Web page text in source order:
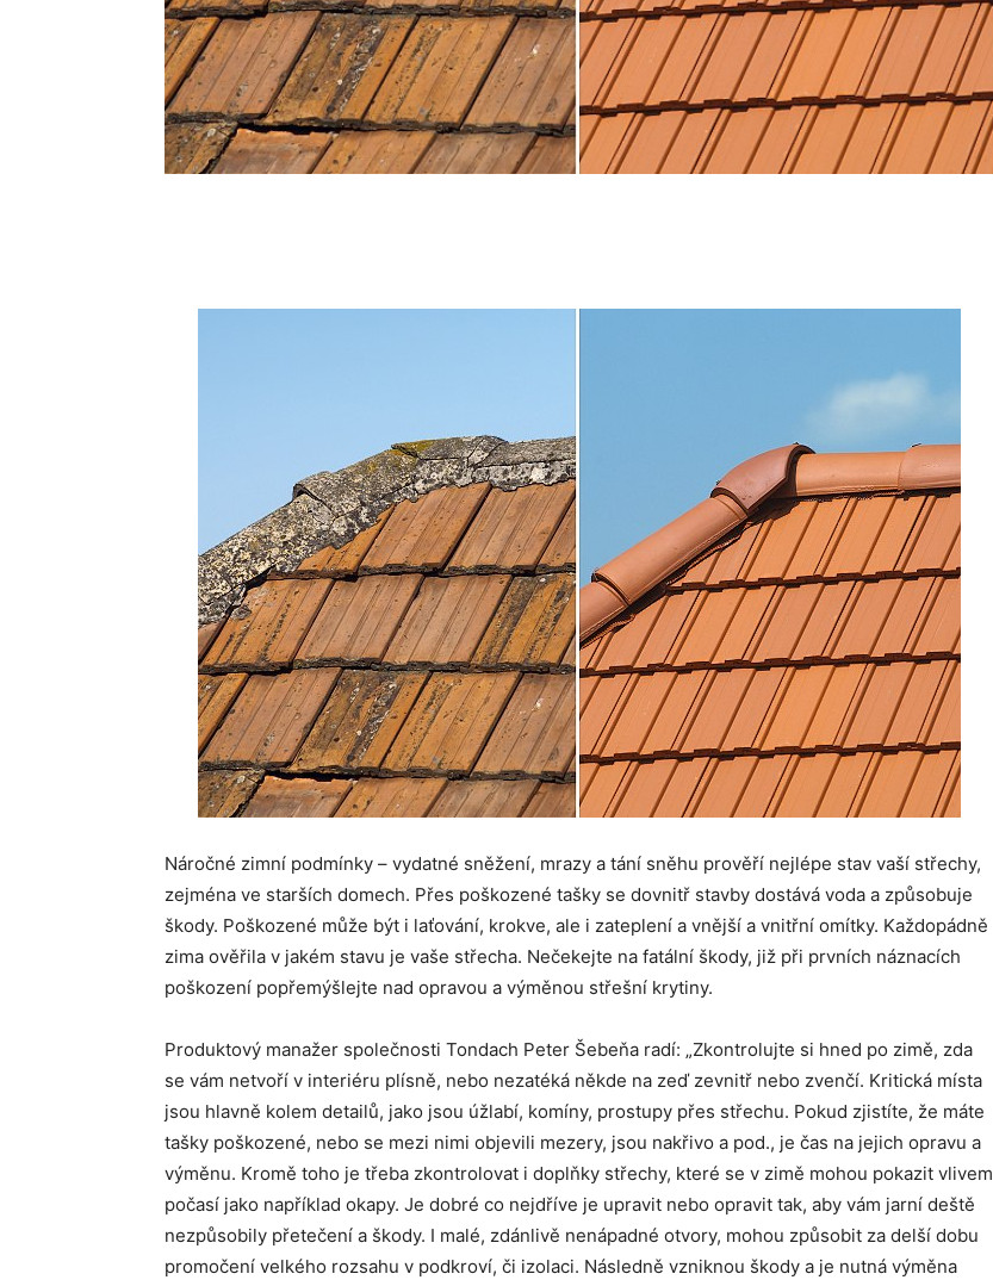
Náročné zimní podmínky – vydatné sněžení, mrazy a tání sněhu prověří nejlépe stav vaší střechy,
zejména ve starších domech. Přes poškozené tašky se dovnitř stavby dostává voda a způsobuje
škody. Poškozené může být i laťování, krokve, ale i zateplení a vnější a vnitřní omítky. Každopádně
zima ověřila v jakém stavu je vaše střecha. Nečekejte na fatální škody, již při prvních náznacích
poškození popřemýšlejte nad opravou a výměnou střešní krytiny.
Produktový manažer společnosti Tondach Peter Šebeňa radí: „Zkontrolujte si hned po zimě, zda
se vám netvoří v interiéru plísně, nebo nezatéká někde na zeď zevnitř nebo zvenčí. Kritická místa
jsou hlavně kolem detailů, jako jsou úžlabí, komíny, prostupy přes střechu. Pokud zjistíte, že máte
tašky poškozené, nebo se mezi nimi objevili mezery, jsou nakřivo a pod., je čas na jejich opravu a
výměnu. Kromě toho je třeba zkontrolovat i doplňky střechy, které se v zimě mohou pokazit vlivem
počasí jako například okapy. Je dobré co nejdříve je upravit nebo opravit tak, aby vám jarní deště
nezpůsobily přetečení a škody. I malé, zdánlivě nenápadné otvory, mohou způsobit za delší dobu
promočení velkého rozsahu v podkroví, či izolaci. Následně vzniknou škody a je nutná výměna